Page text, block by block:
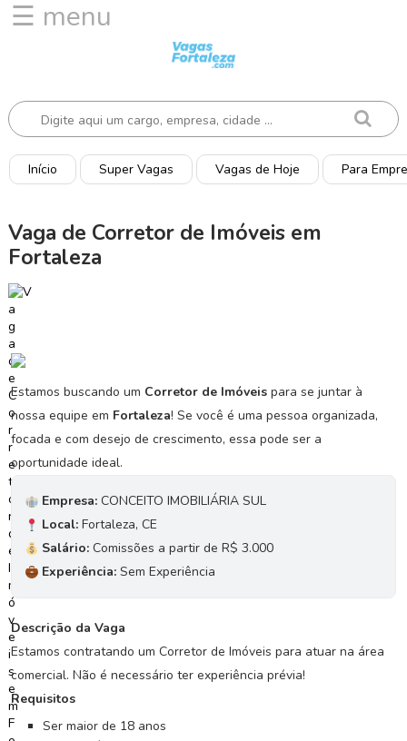
☰ menu
í
c
i
o
a
g
a
s
j
e
C
o
c
u
r
s
o
N
o
t
í
c
Início Super Vagas Vagas de Hoje Para
Vaga de Corretor de Imóveis em
Fortaleza
Estamos buscando um Corretor de Imóveispara se juntar à
nossa equipe em Fortaleza! Se você é uma pessoa organizada,
focada e com desejo de crescimento, essa pode ser a
oportunidade ideal.
Empresa:CONCEITO IMOBILIÁRIA SUL
Local:Fortaleza, CE
Salário:Comissões a partir de R$ 3.000
Experiência:Sem Experiência
Descrição da Vaga
Estamos contratando um Corretor de Imóveis para atuar na área
comercial. Não é necessário ter experiência prévia!
Requisitos
Ser maior de 18 anos